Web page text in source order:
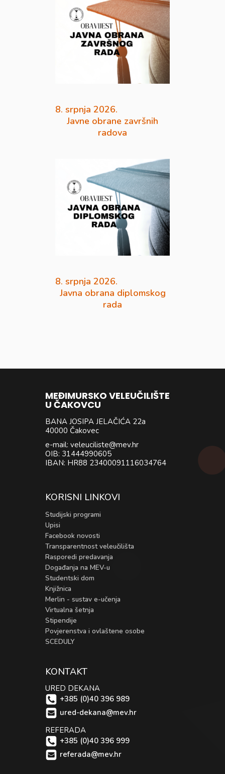
8. srpnja 2026.
Javne obrane završnih
radova
8. srpnja 2026.
Javna obrana diplomskog
rada
MEĐIMURSKO VELEUČILIŠTE
U ČAKOVCU
BANA JOSIPA JELAČIĆA 22a
40000 Čakovec
e-mail: veleuciliste@mev.hr
OIB: 31444990605
IBAN: HR88 23400091116034764
KORISNI LINKOVI
Studijski programi
Upisi
Facebook novosti
Transparentnost veleučilišta
Rasporedi predavanja
Događanja na MEV-u
Studentski dom
Knjižnica
Merlin - sustav e-učenja
Virtualna šetnja
Stipendije
Povjerenstva i ovlaštene osobe
SCEDULY
KONTAKT
URED DEKANA
+385 (0)40 396 989
ured-dekana@mev.hr
REFERADA
+385 (0)40 396 999
referada@mev.hr